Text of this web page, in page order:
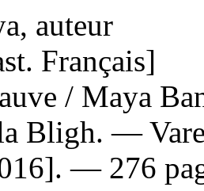
auteur
Français]
/ Maya
Bligh. —
— 276